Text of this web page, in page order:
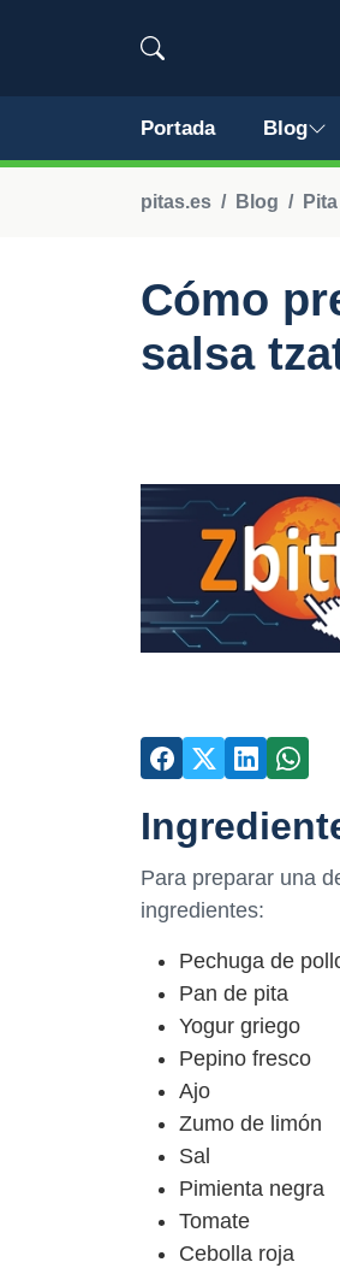
Portada Blog
pitas.es Blog
Cómo
salsa
Para preparar una
ingredientes:
Pechuga de
Pan de pita
Yogur griego
Pepino fresco
Ajo
Zumo de limón
Sal
Pimienta negra
Tomate
Cebolla roja